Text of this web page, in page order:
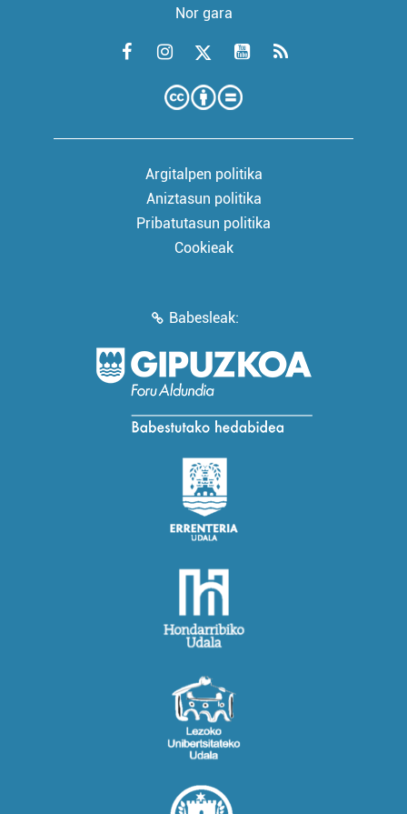
Nor gara
Argitalpen politika
Aniztasun politika
Pribatutasun politika
Cookieak
Babesleak: